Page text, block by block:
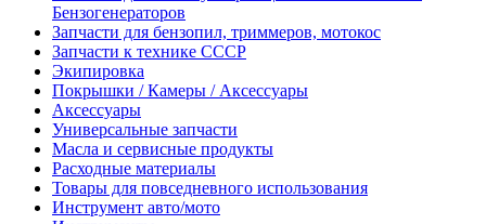
Бензогенераторов
Запчасти для бензопил, триммеров, мотокос
Запчасти к технике СССР
Экипировка
Покрышки / Камеры / Аксессуары
Аксессуары
Универсальные запчасти
Масла и сервисные продукты
Расходные материалы
Товары для повседневного использования
Инструмент авто/мото